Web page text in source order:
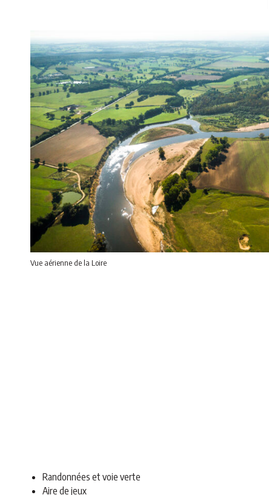
Vue aérienne de la Loire
Randonnées et voie verte
Aire de jeux